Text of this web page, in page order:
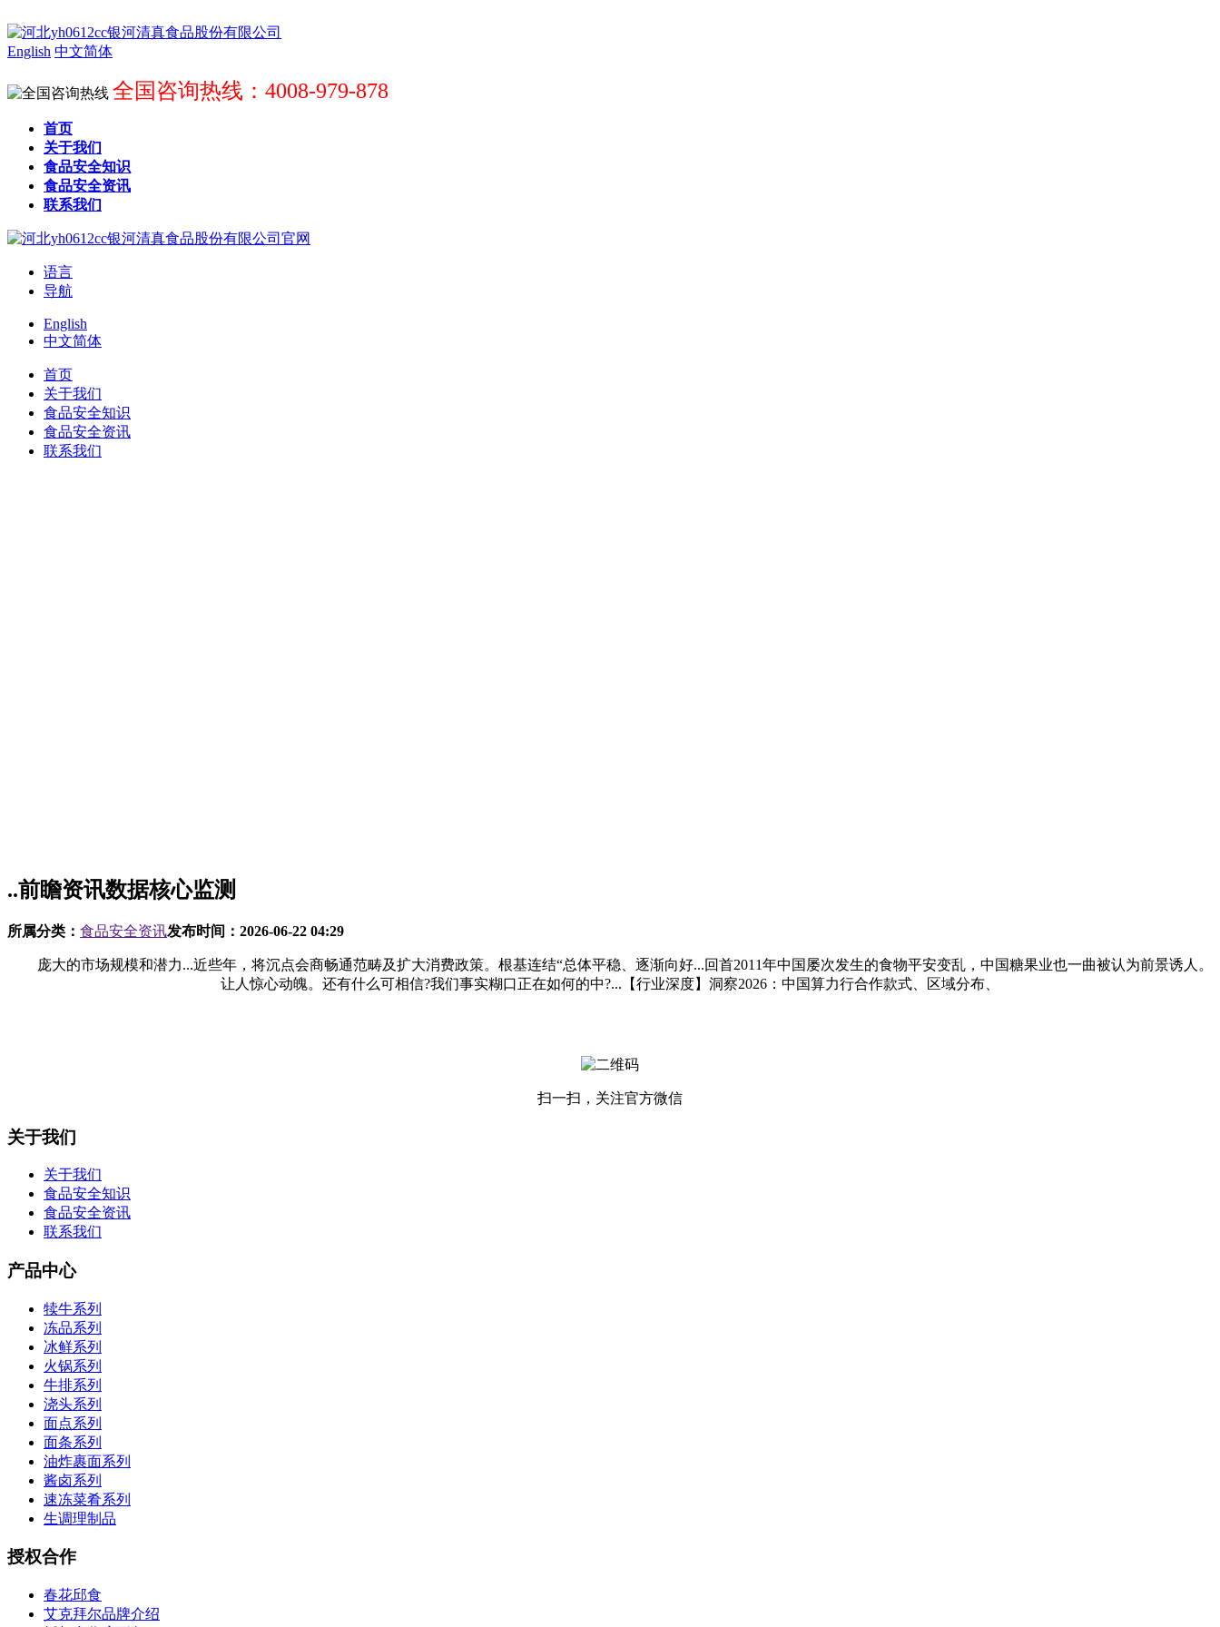
English 中文简体
全国咨询热线：4008-979-878
首页
关于我们
食品安全知识
食品安全资讯
联系我们
语言
导航
English
中文简体
首页
关于我们
食品安全知识
食品安全资讯
联系我们
..前瞻资讯数据核心监测
所属分类： 食品安全资讯发布时间： 2026-06-22 04:29
庞大的市场规模和潜力...近些年，将沉点会商畅通范畴及扩大消费政策。根基连结“总体平稳、逐渐向好...回首2011年中国屡次发生的食物平安变乱，中国糖果业也一曲被认为前景诱人。
让人惊心动魄。还有什么可相信?我们事实糊口正在如何的中?...【行业深度】洞察2026：中国算力行合作款式、区域分布、
扫一扫，关注官方微信
关于我们
关于我们
食品安全知识
食品安全资讯
联系我们
产品中心
犊牛系列
冻品系列
冰鲜系列
火锅系列
牛排系列
浇头系列
面点系列
面条系列
油炸裹面系列
酱卤系列
速冻菜肴系列
生调理制品
授权合作
春花邱食
艾克拜尔品牌介绍